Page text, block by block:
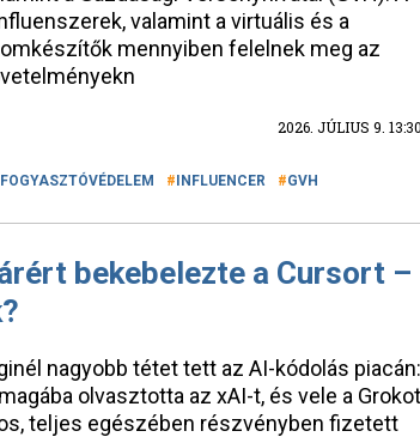
valamint a virtuális és a
mennyiben felelnek meg az
2026. JÚLIUS 9. 13:30
FOGYASZTÓVÉDELEM INFLUENCER GVH
bekebelezte a Cursort –
nagyobb tétet tett az AI-kódolás piacán:
olvasztotta az xAI-t, és vele a Grokot
teljes egészében részvényben fizetett